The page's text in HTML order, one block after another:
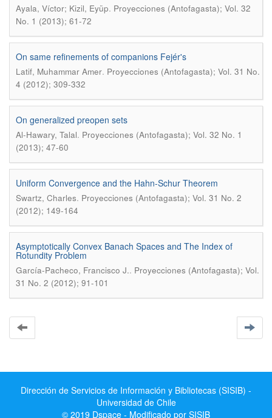
Ayala, Víctor; Kizil, Eyüp. Proyecciones (Antofagasta); Vol. 32
No. 1 (2013); 61-72
On same refinements of companions Fejér's
Latif, Muhammar Amer. Proyecciones (Antofagasta); Vol. 31 No.
4 (2012); 309-332
On generalized preopen sets
Al-Hawary, Talal. Proyecciones (Antofagasta); Vol. 32 No. 1
(2013); 47-60
Uniform Convergence and the Hahn-Schur Theorem
Swartz, Charles. Proyecciones (Antofagasta); Vol. 31 No. 2
(2012); 149-164
Asymptotically Convex Banach Spaces and The Index of
Rotundity Problem
García-Pacheco, Francisco J.. Proyecciones (Antofagasta); Vol.
31 No. 2 (2012); 91-101
Dirección de Servicios de Información y Bibliotecas (SISIB) -
Universidad de Chile
© 2019 Dspace - Modificado por SISIB